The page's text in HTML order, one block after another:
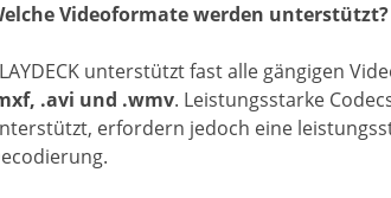
Videoformate werden unterstützt?
unterstützt fast alle gängigen
.avi und .wmv. Leistungsstarke
erfordern jedoch eine